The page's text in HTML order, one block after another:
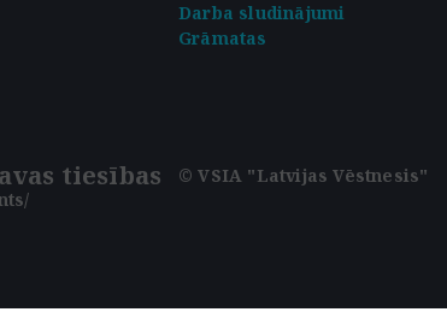
Darba sludinājumi
Grāmatas
tiesības © VSIA "Latvijas Vēstnesis"